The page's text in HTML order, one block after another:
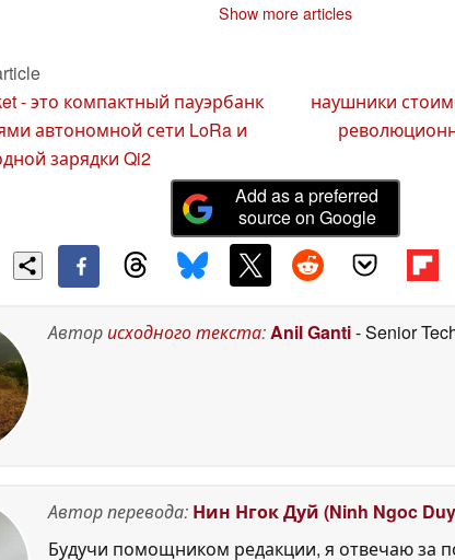
игры в Cyberpunk
Show more articles
- это компактный пауэрбанк
автономной сети LoRa и
зарядки Qi2
наушники
Add as a preferred
source on Google
Авторисходного текста:Anil Ganti- Senior
Автор перевода: Нин Нгок Дуй (Ninh Ngoc
Будучи помощником редакции, я отвечаю за